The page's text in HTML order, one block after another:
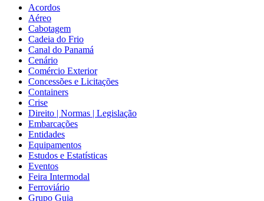
Acordos
Aéreo
Cabotagem
Cadeia do Frio
Canal do Panamá
Cenário
Comércio Exterior
Concessões e Licitações
Containers
Crise
Direito | Normas | Legislação
Embarcações
Entidades
Equipamentos
Estudos e Estatísticas
Eventos
Feira Intermodal
Ferroviário
Grupo Guia